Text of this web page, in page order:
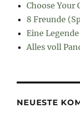
Choose Your
8 Freunde
Eine
Alles voll
NEUESTE